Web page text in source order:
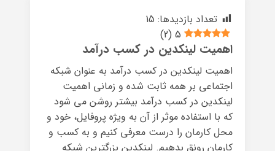
تعداد بازدیدها: 15
5
(
2
)
اهمیت لینکدین در کسب درآمد
اهمیت لینکدین در کسب درآمد به عنوان شبکه
اجتماعی بر همه ثابت شده و زمانی اهمیت
لینکدین در کسب درآمد بیشتر روشن می شود
که با استفاده موثر از آن به ویژه پروفایل، خود و
محل کارمان را درست معرفی کنیم و به کسب و
کارمان رونق بدهیم. لینکدین بزرگترین شبکه